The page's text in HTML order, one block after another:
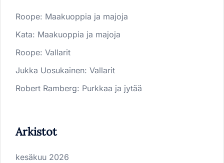
Roope: Maakuoppia ja majoja
Kata: Maakuoppia ja majoja
Roope: Vallarit
Jukka Uosukainen: Vallarit
Robert Ramberg: Purkkaa ja jytää
Arkistot
kesäkuu 2026